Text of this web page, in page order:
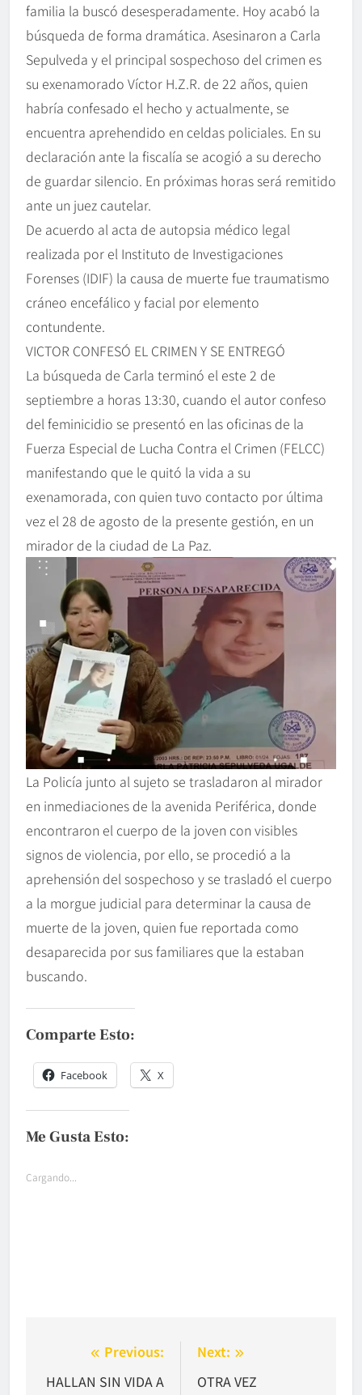
familia la buscó desesperadamente. Hoy acabó la
búsqueda de forma dramática. Asesinaron a Carla
Sepulveda y el principal sospechoso del crimen es
su exenamorado Víctor H.Z.R. de 22 años, quien
habría confesado el hecho y actualmente, se
encuentra aprehendido en celdas policiales. En su
declaración ante la fiscalía se acogió a su derecho
de guardar silencio. En próximas horas será remitido
ante un juez cautelar.
De acuerdo al acta de autopsia médico legal
realizada por el Instituto de Investigaciones
Forenses (IDIF) la causa de muerte fue traumatismo
cráneo encefálico y facial por elemento
contundente.
VICTOR CONFESÓ EL CRIMEN Y SE ENTREGÓ
La búsqueda de Carla terminó el este 2 de
septiembre a horas 13:30, cuando el autor confeso
del feminicidio se presentó en las oficinas de la
Fuerza Especial de Lucha Contra el Crimen (FELCC)
manifestando que le quitó la vida a su
exenamorada, con quien tuvo contacto por última
vez el 28 de agosto de la presente gestión, en un
mirador de la ciudad de La Paz.
La Policía junto al sujeto se trasladaron al mirador
en inmediaciones de la avenida Periférica, donde
encontraron el cuerpo de la joven con visibles
signos de violencia, por ello, se procedió a la
aprehensión del sospechoso y se trasladó el cuerpo
a la morgue judicial para determinar la causa de
muerte de la joven, quien fue reportada como
desaparecida por sus familiares que la estaban
buscando.
Comparte Esto:
Facebook X
Me Gusta Esto:
Cargando...
Navegación
de
Previous:
HALLAN SIN VIDA A
Next:
OTRA VEZ